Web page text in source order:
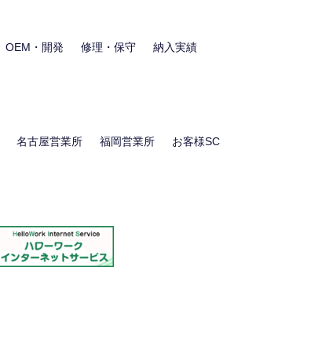
OEM・開発 修理・保守
納入実績
名古屋営業所 福岡営業所 お客様SC